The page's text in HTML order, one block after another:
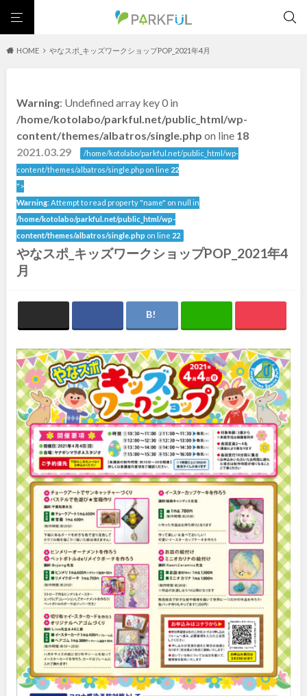
自然が豊か
梅・桜の名所 景色が良い
テニスコート
野球場 紅葉の名所 バーベキュー
カフェ・レストラン サッカー・フットサル
ランニングコース
歴史・文化財 日本庭園
紅葉の美しい公園
さくら名所100公園
屋内遊び場
アスレチックコース
バスケットボール
彫刻・アート 桜・梅の名所
洋式庭園
ドッグラン ローラー滑り台
Pickup
花の名所 プレーパーク 公園グルメ
インクルーシブパーク
屋根付き遊び場 花菖蒲
キャンプ場
バスケットゴール
交通公園
地域で探す
北海道・東北
北海道 青森
秋田
茨城 栃木
群馬 埼玉
千葉 東京
神奈川
甲信越・東海・北陸
新潟 富山
石川 福井
山梨 長野
岐阜 静岡
大型遊具
ピックアップ1000公園
自然が豊か
梅・桜の名所
景色が良い
水遊び
テニスコート
野球場
紅葉の名所
カフェ・レストラン
サッカー・フットサル
ランニングコース
動物園・ふれあい
歴史・文化財
紅葉の美しい公園
バスケットボール
彫刻・アート
桜・梅の名所
コトブキ事例
ローラー滑り台
植物園
夜景スポット
Pickup
花の名所
プレーパーク
公園グルメ
美術館
インクルーシブパーク
屋根付き遊び場
花菖蒲
キャンプ場
バスケットゴール
ふわふわドーム
健康遊具
ゲートボール
スケートパーク
ライトアップ
イルミネーション
イベント
交通公園
地域で探す
HOME やなスポ_キッズワークショップPOP_2021年4月
Warning: Undefined array key 0 in
/home/kotolabo/parkful.net/public_html/wp-
content/themes/albatros/single.php on line 18
2021.03.29
/home/kotolabo/parkful.net/public_html/wp-
content/themes/albatros/single.php on line 22
">
Warning: Attempt to read property "name" on null in
/home/kotolabo/parkful.net/public_html/wp-
content/themes/albatros/single.php on line 22
やなスポ_キッズワークショップPOP_2021年4
月